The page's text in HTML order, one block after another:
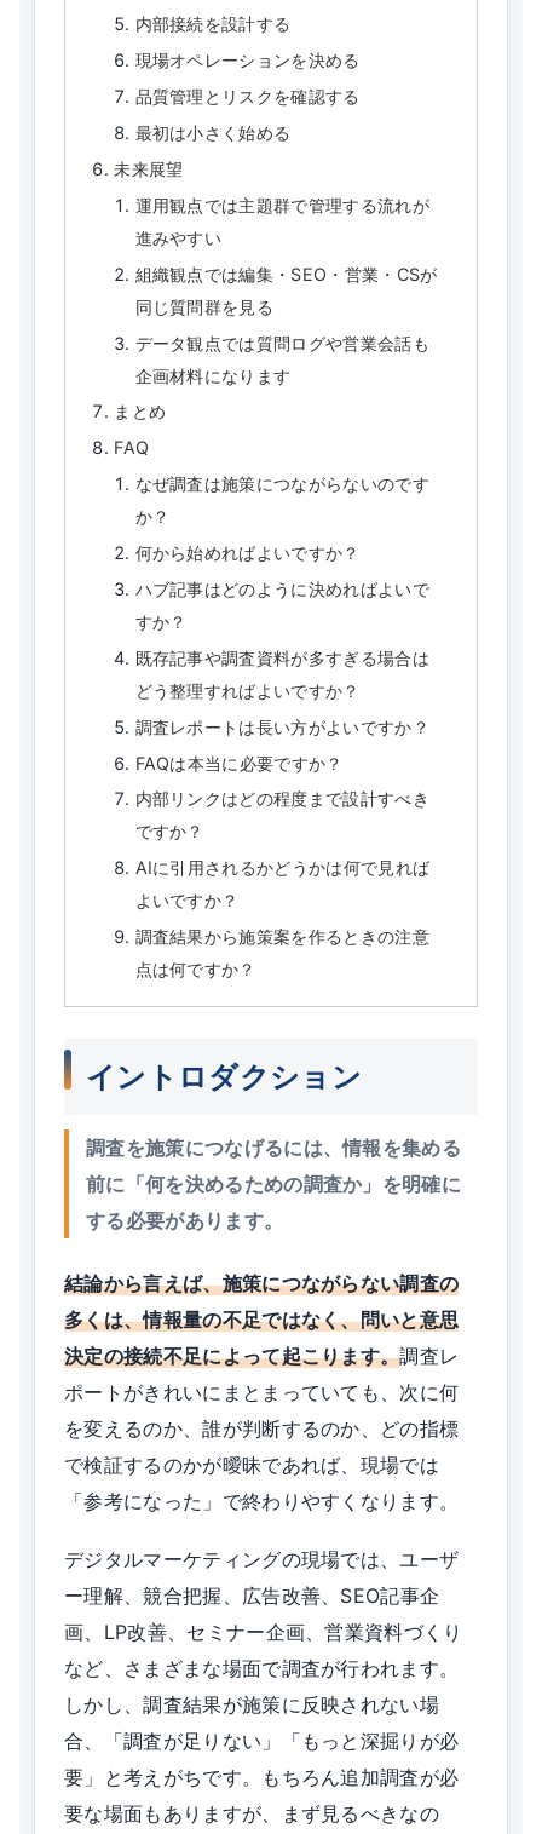
内部接続を設計する
現場オペレーションを決める
品質管理とリスクを確認する
最初は小さく始める
未来展望
運用観点では主題群で管理する流れが
進みやすい
組織観点では編集・SEO・営業・CSが
同じ質問群を見る
データ観点では質問ログや営業会話も
企画材料になります
まとめ
FAQ
なぜ調査は施策につながらないのです
か？
何から始めればよいですか？
ハブ記事はどのように決めればよいで
すか？
既存記事や調査資料が多すぎる場合は
どう整理すればよいですか？
調査レポートは長い方がよいですか？
FAQは本当に必要ですか？
内部リンクはどの程度まで設計すべき
ですか？
AIに引用されるかどうかは何で見れば
よいですか？
調査結果から施策案を作るときの注意
点は何ですか？
イントロダクション
調査を施策につなげるには、情報を集める
前に「何を決めるための調査か」を明確に
する必要があります。
結論から言えば、施策につながらない調査の
多くは、情報量の不足ではなく、問いと意思
決定の接続不足によって起こります。調査レ
ポートがきれいにまとまっていても、次に何
を変えるのか、誰が判断するのか、どの指標
で検証するのかが曖昧であれば、現場では
「参考になった」で終わりやすくなります。
デジタルマーケティングの現場では、ユーザ
ー理解、競合把握、広告改善、SEO記事企
画、LP改善、セミナー企画、営業資料づくり
など、さまざまな場面で調査が行われます。
しかし、調査結果が施策に反映されない場
合、「調査が足りない」「もっと深掘りが必
要」と考えがちです。もちろん追加調査が必
要な場面もありますが、まず見るべきなの